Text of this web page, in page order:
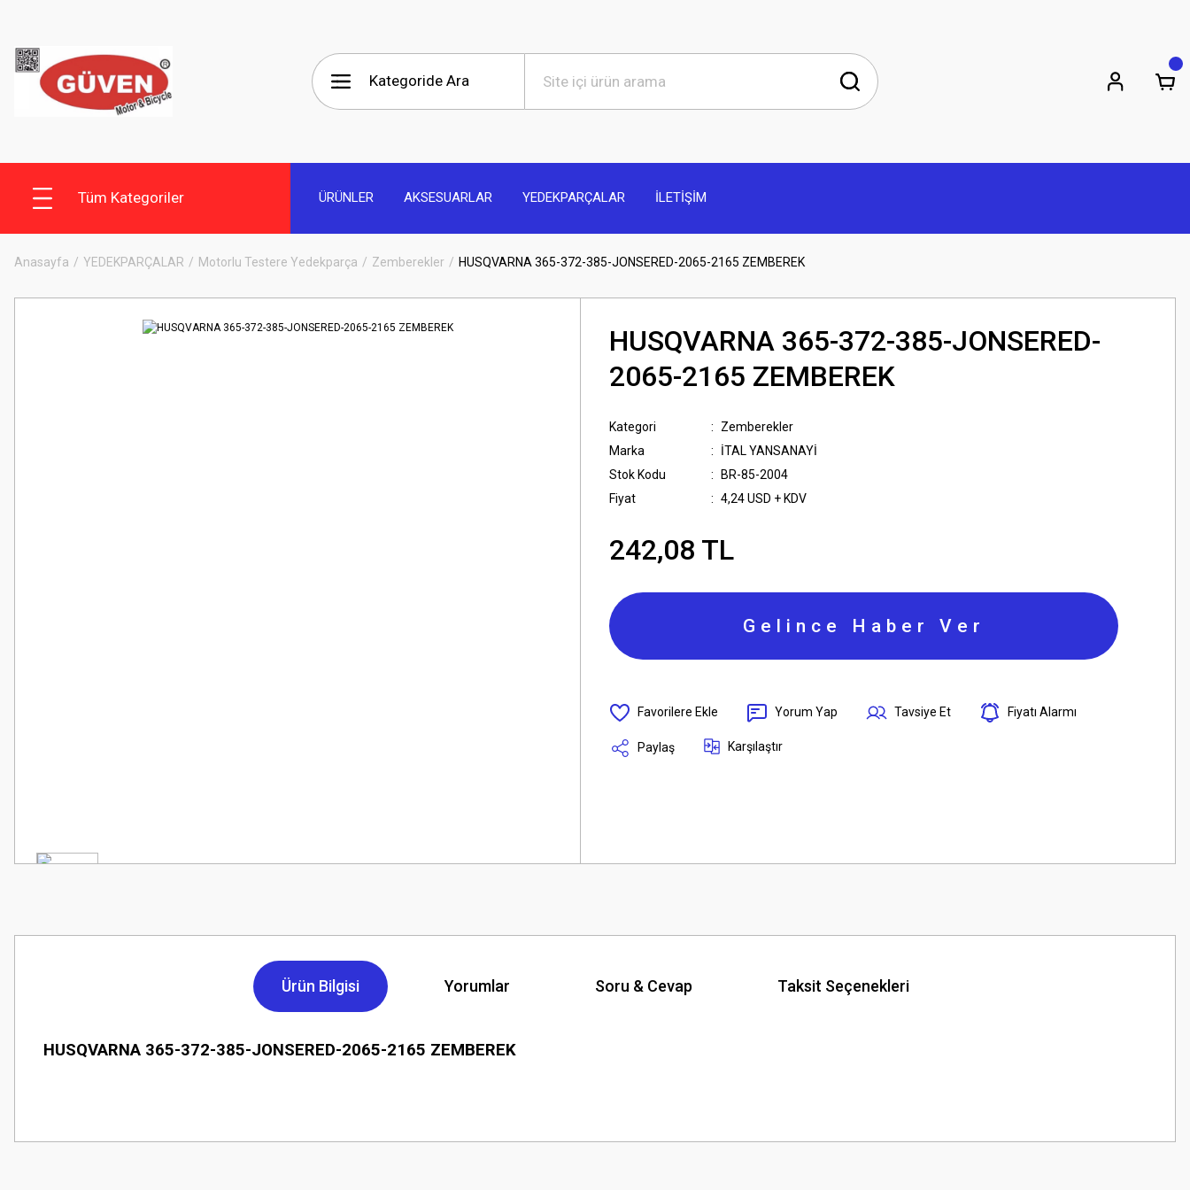
Tüm Kategoriler ÜRÜNLER AKSESUARLAR YEDEKPARÇALAR İLETİŞİM
Anasayfa YEDEKPARÇALAR Motorlu Testere Yedekparça Zemberekler HUSQVARNA 365-372-385-JONSERED-2065-2165 ZEMBEREK
HUSQVARNA 365-372-385-JONSERED-
2065-2165 ZEMBEREK
Kategori
Zemberekler
Marka
İTAL YANSANAYİ
Stok Kodu
BR-85-2004
Fiyat
4,24 USD + KDV
242,08 TL
Gelince Haber Ver
Yorum Yap Tavsiye Et Fiyatı Alarmı
Paylaş Karşılaştır
Ürün Bilgisi Yorumlar Soru & Cevap Taksit Seçenekleri
HUSQVARNA 365-372-385-JONSERED-2065-2165 ZEMBEREK